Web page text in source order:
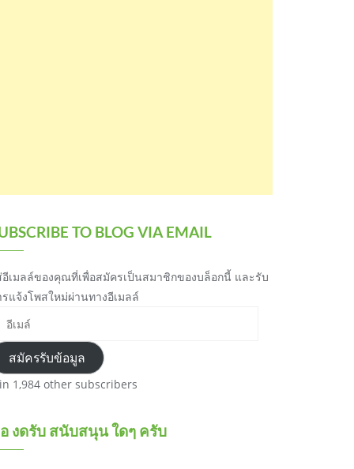
TO BLOG VIA EMAIL
อีเมลล์ของคุณที่เพื่อสมัครเป็นสมาชิกของบล็อกนี้ และรับ
รแจ้งโพสใหม่ผ่านทางอีเมลล์
มล์
สมัครรับข้อมูล
1,984 other subscribers
งดรับ สนับสนุน ใดๆ ครับ